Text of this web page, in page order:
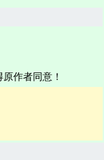
作者同意！